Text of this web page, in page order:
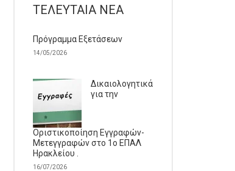
ΤΕΛΕΥΤΑΊΑ ΝΈΑ
Πρόγραμμα Εξετάσεων
14/05/2026
Δικαιολογητικά
για την
Οριστικοποίηση Εγγραφών-
Μετεγγραφών στο 1ο ΕΠΑΛ
Ηρακλείου .
16/07/2026